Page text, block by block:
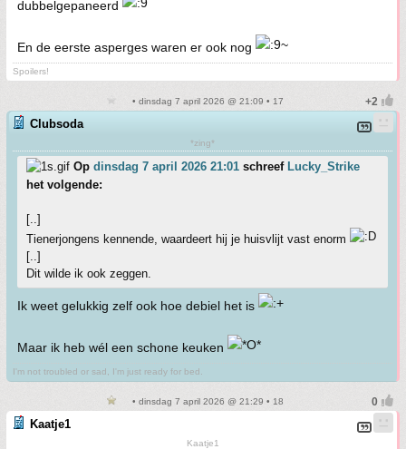
dubbelgepaneerd
En de eerste asperges waren er ook nog
Spoilers!
• dinsdag 7 april 2026 @ 21:09 • 17
Clubsoda
*zing*
Op dinsdag 7 april 2026 21:01 schreef Lucky_Strike
het volgende:
[..]
Tienerjongens kennende, waardeert hij je huisvlijt vast enorm
[..]
Dit wilde ik ook zeggen.
Ik weet gelukkig zelf ook hoe debiel het is
Maar ik heb wél een schone keuken
I'm not troubled or sad, I'm just ready for bed.
• dinsdag 7 april 2026 @ 21:29 • 18
Kaatje1
Kaatje1